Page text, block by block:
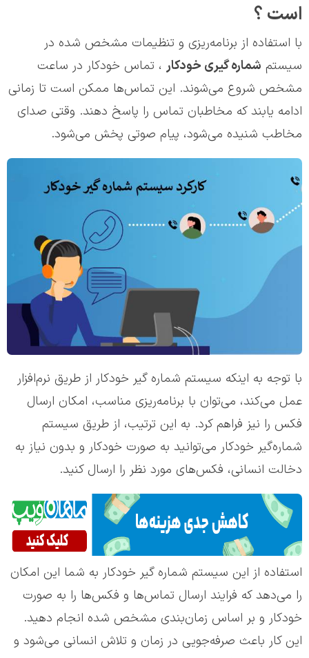
است ؟
با استفاده از برنامه‌ریزی و تنظیمات مشخص شده در
سیستم شماره گیری خودکار ، تماس خودکار در ساعت
مشخص شروع می‌شوند. این تماس‌ها ممکن است تا زمانی
ادامه یابند که مخاطبان تماس را پاسخ دهند. وقتی صدای
مخاطب شنیده می‌شود، پیام صوتی پخش می‌شود.
با توجه به اینکه سیستم شماره گیر خودکار از طریق نرم‌افزار
عمل می‌کند، می‌توان با برنامه‌ریزی مناسب، امکان ارسال
فکس را نیز فراهم کرد. به این ترتیب، از طریق سیستم
شماره‌گیر خودکار می‌توانید به صورت خودکار و بدون نیاز به
دخالت انسانی، فکس‌های مورد نظر را ارسال کنید.
استفاده از این سیستم شماره گیر خودکار به شما این امکان
را می‌دهد که فرایند ارسال تماس‌ها و فکس‌ها را به صورت
خودکار و بر اساس زمان‌بندی مشخص شده انجام دهید.
این کار باعث صرفه‌جویی در زمان و تلاش انسانی می‌شود و